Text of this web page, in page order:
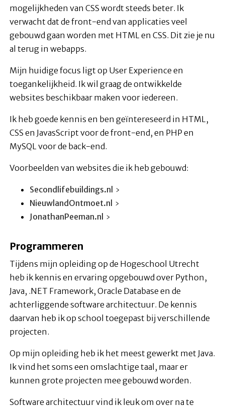
mogelijkheden van CSS wordt steeds beter. Ik
verwacht dat de front-end van applicaties veel
gebouwd gaan worden met HTML en CSS. Dit zie je nu
al terug in webapps.
Mijn huidige focus ligt op User Experience en
toegankelijkheid. Ik wil graag de ontwikkelde
websites beschikbaar maken voor iedereen.
Ik heb goede kennis en ben geïntereseerd in HTML,
CSS en JavasScript voor de front-end, en PHP en
MySQL voor de back-end.
Voorbeelden van websites die ik heb gebouwd:
Secondlifebuildings.nl
NieuwlandOntmoet.nl
JonathanPeeman.nl
Programmeren
Tijdens mijn opleiding op de Hogeschool Utrecht
heb ik kennis en ervaring opgebouwd over Python,
Java, .NET Framework, Oracle Database en de
achterliggende software architectuur. De kennis
daarvan heb ik op school toegepast bij verschillende
projecten.
Op mijn opleiding heb ik het meest gewerkt met Java.
Ik vind het soms een omslachtige taal, maar er
kunnen grote projecten mee gebouwd worden.
Software architectuur vind ik leuk om over na te